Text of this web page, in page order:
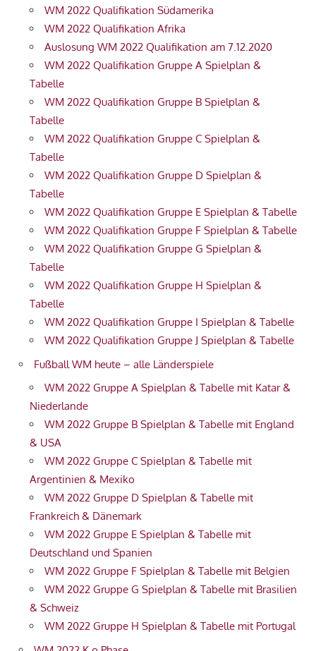
WM 2022 Qualifikation Südamerika
WM 2022 Qualifikation Afrika
Auslosung WM 2022 Qualifikation am 7.12.2020
WM 2022 Qualifikation Gruppe A Spielplan &
Tabelle
WM 2022 Qualifikation Gruppe B Spielplan &
Tabelle
WM 2022 Qualifikation Gruppe C Spielplan &
Tabelle
WM 2022 Qualifikation Gruppe D Spielplan &
Tabelle
WM 2022 Qualifikation Gruppe E Spielplan & Tabelle
WM 2022 Qualifikation Gruppe F Spielplan & Tabelle
WM 2022 Qualifikation Gruppe G Spielplan &
Tabelle
WM 2022 Qualifikation Gruppe H Spielplan &
Tabelle
WM 2022 Qualifikation Gruppe I Spielplan & Tabelle
WM 2022 Qualifikation Gruppe J Spielplan & Tabelle
Fußball WM heute – alle Länderspiele
WM 2022 Gruppe A Spielplan & Tabelle mit Katar &
Niederlande
WM 2022 Gruppe B Spielplan & Tabelle mit England
& USA
WM 2022 Gruppe C Spielplan & Tabelle mit
Argentinien & Mexiko
WM 2022 Gruppe D Spielplan & Tabelle mit
Frankreich & Dänemark
WM 2022 Gruppe E Spielplan & Tabelle mit
Deutschland und Spanien
WM 2022 Gruppe F Spielplan & Tabelle mit Belgien
WM 2022 Gruppe G Spielplan & Tabelle mit Brasilien
& Schweiz
WM 2022 Gruppe H Spielplan & Tabelle mit Portugal